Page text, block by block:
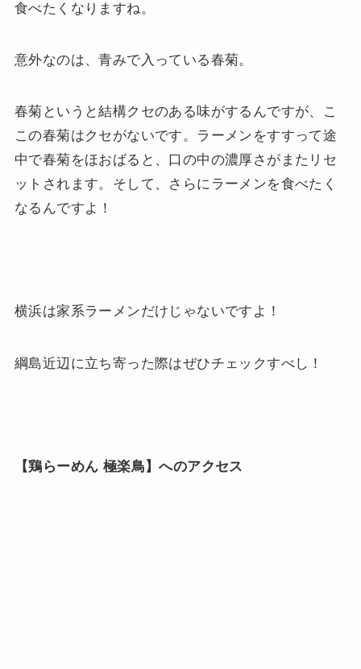
食べたくなりますね。
意外なのは、青みで入っている春菊。
春菊というと結構クセのある味がするんですが、こ
この春菊はクセがないです。ラーメンをすすって途
中で春菊をほおばると、口の中の濃厚さがまたリセ
ットされます。そして、さらにラーメンを食べたく
なるんですよ！
横浜は家系ラーメンだけじゃないですよ！
綱島近辺に立ち寄った際はぜひチェックすべし！
【鶏らーめん 極楽鳥】へのアクセス